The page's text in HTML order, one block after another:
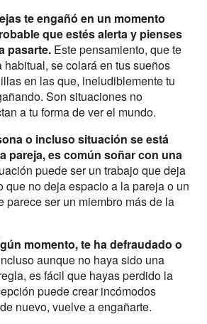
te engañó en un momento
que estés alerta y pienses
pasarte.Este pensamiento, que te
habitual, se colará en tus sueños
en las que, ineludiblemente tu
Son situaciones no
a tu forma de ver el mundo.
o incluso situación se está
pareja, es común soñar con una
puede ser un trabajo que deja
que no deja espacio a la pareja o un
parece ser un miembro más de la
momento, te ha defraudado o
aunque no haya sido una
es fácil que hayas perdido la
puede crear incómodos
nuevo, vuelve a engañarte.